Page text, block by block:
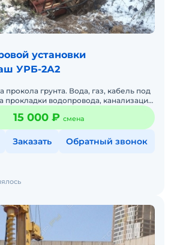
установки
УРБ-2А2
прокола грунта. Вода, газ, кабель под
прокладки водопровода, канализации,
прокола. Мини установка
15 000 ₽ смена
Заказать Обратный звонок